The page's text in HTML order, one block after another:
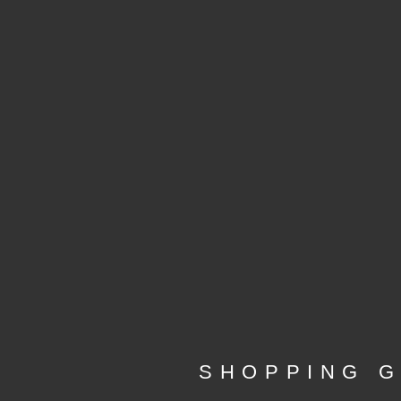
SHOPPING